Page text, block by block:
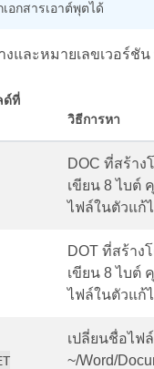
อกสารเอาต์พุตได้
และหมายเลขเวอร์ชั
ด์ที่
วิธีการหา
DOC ที่สร้าง
เขียน 8 ไบต์
ไฟล์ในตัวแก้
DOT ที่สร้าง
เขียน 8 ไบต์
ไฟล์ในตัวแก้
เปลี่ยนชื่อไฟ
~/Word/